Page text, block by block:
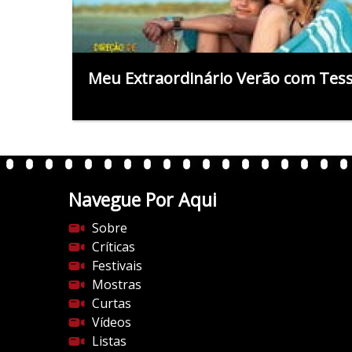
Meu Extraordinário Verão com
Navegue Por Aqui
Sobre
Críticas
Festivais
Mostras
Curtas
Vídeos
Listas